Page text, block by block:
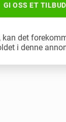
GI OSS ET TILBUD
det
i denne